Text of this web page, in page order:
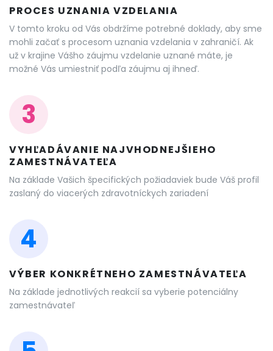
PROCES UZNANIA VZDELANIA
V tomto kroku od Vás obdržíme potrebné doklady, aby sme
mohli začať s procesom uznania vzdelania v zahraničí. Ak
už v krajine Vášho záujmu vzdelanie uznané máte, je
možné Vás umiestniť podľa záujmu aj ihneď.
3
VYHĽADÁVANIE NAJVHODNEJŠIEHO
ZAMESTNÁVATEĽA
Na základe Vašich špecifických požiadaviek bude Váš profil
zaslaný do viacerých zdravotníckych zariadení
4
VÝBER KONKRÉTNEHO ZAMESTNÁVATEĽA
Na základe jednotlivých reakcií sa vyberie potenciálny
zamestnávateľ